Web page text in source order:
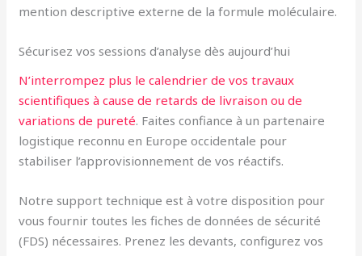
mention descriptive externe de la formule moléculaire.
Sécurisez vos sessions d’analyse dès aujourd’hui
N’interrompez plus le calendrier de vos travaux
scientifiques à cause de retards de livraison ou de
variations de pureté. Faites confiance à un partenaire
logistique reconnu en Europe occidentale pour
stabiliser l’approvisionnement de vos réactifs.
Notre support technique est à votre disposition pour
vous fournir toutes les fiches de données de sécurité
(FDS) nécessaires. Prenez les devants, configurez vos